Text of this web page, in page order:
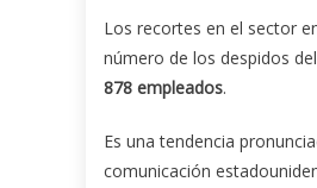
Los recortes en el sector
número de los despidos
878 empleados.
Es una tendencia
comunicación